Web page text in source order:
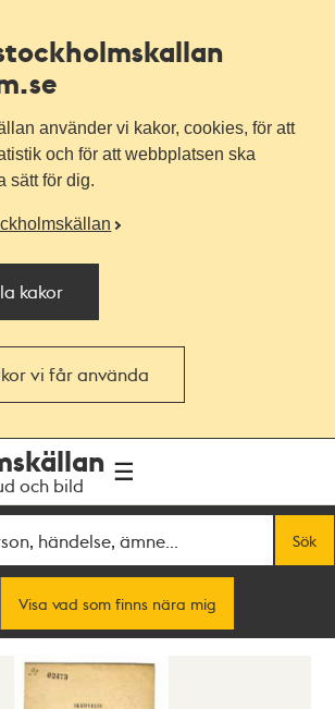
använder vi kakor, cookies, för att
och för att webbplatsen ska
sätt för dig.
kakor
vi får använda
och bild
Sök
Visa vad som finns nära mig